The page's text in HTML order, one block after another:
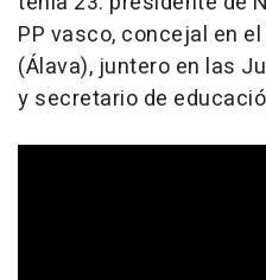
PP vasco, concejal en
(Álava), juntero en las
y secretario de